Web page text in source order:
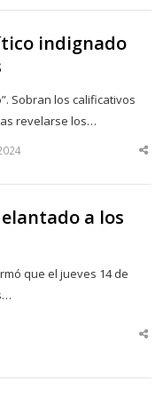
indignado
Sobran los calificativos
revelarse los…
a los
que el jueves 14 de